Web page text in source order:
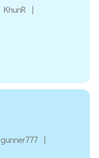
KhunR |
gunner777 |